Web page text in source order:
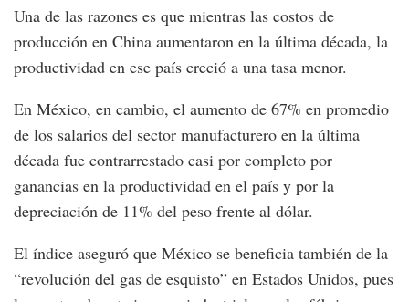
Una de las razones es que mientras las costos de
producción en China aumentaron en la última década, la
productividad en ese país creció a una tasa menor.
En México, en cambio, el aumento de 67% en promedio
de los salarios del sector manufacturero en la última
década fue contrarrestado casi por completo por
ganancias en la productividad en el país y por la
depreciación de 11% del peso frente al dólar.
El índice aseguró que México se beneficia también de la
“revolución del gas de esquisto” en Estados Unidos, pues